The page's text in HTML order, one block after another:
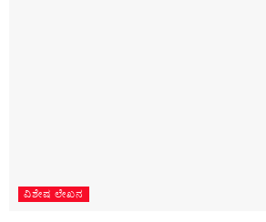
ವಿಶೇಷ ಲೇಖನ